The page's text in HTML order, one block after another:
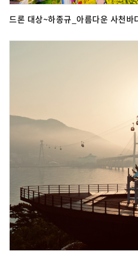
드론 대상~하종규_아름다운 사천바